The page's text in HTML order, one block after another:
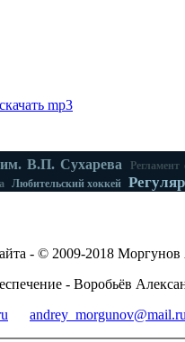
скачать mp3
В.П. Сухарева
Любительский хоккей
- © 2009-2018
- Воробьёв
andrey_morgunov@mail.ru